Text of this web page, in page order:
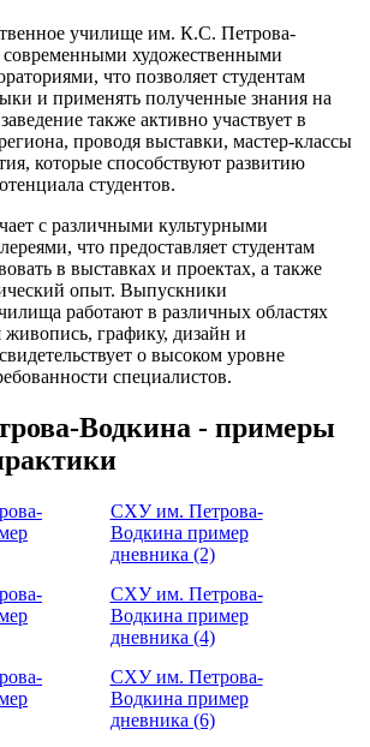
училище им. К.С. Петрова-
художественными
что позволяет студентам
и применять полученные знания на
также активно участвует в
проводя выставки, мастер-классы
которые способствуют развитию
студентов.
с различными культурными
что предоставляет студентам
в выставках и проектах, а также
опыт. Выпускники
работают в различных областях
живопись, графику, дизайн и
о высоком уровне
специалистов.
Водкина - примеры
СХУ им. Петрова-
Водкина пример
дневника (2)
СХУ им. Петрова-
Водкина пример
дневника (4)
СХУ им. Петрова-
Водкина пример
дневника (6)